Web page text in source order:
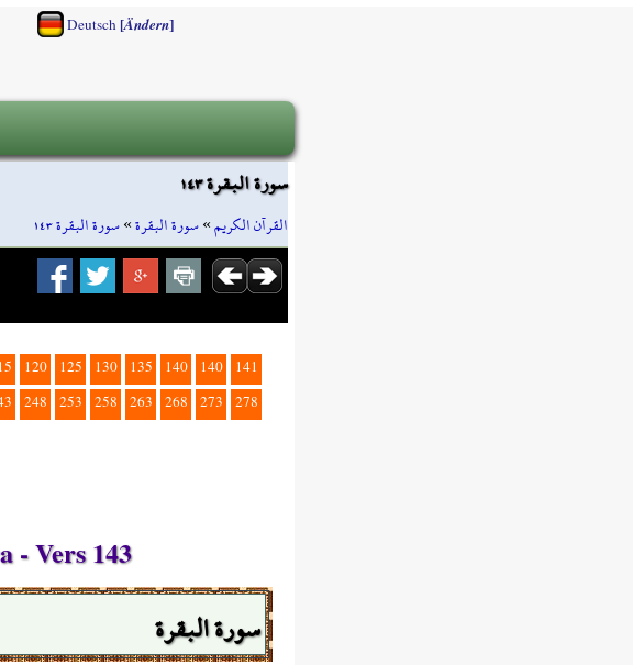
Deutsch[Ändern]
سورة البقرة ١٤٣
القرآن الكريم»سورة البقرة»سورة البقرة ١٤٣
120 125 130 135 140 140
141
248 253 258 263 268 273
278
- Vers 143
سورة البقرة